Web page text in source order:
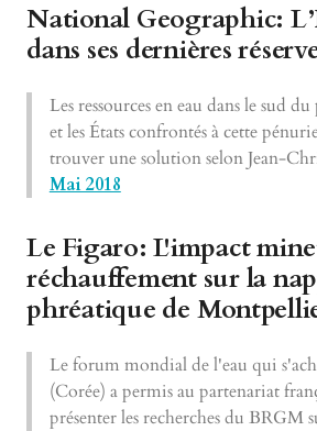
National Geographic:
dans ses dernières
Les ressources en eau dans le sud du
et les États confrontés à cette
trouver une solution selon Jean-
Mai 2018
Le Figaro: L'impact
réchauffement sur la
phréatique de
Le forum mondial de l'eau qui
(Corée) a permis au partenariat
présenter les recherches du BRGM